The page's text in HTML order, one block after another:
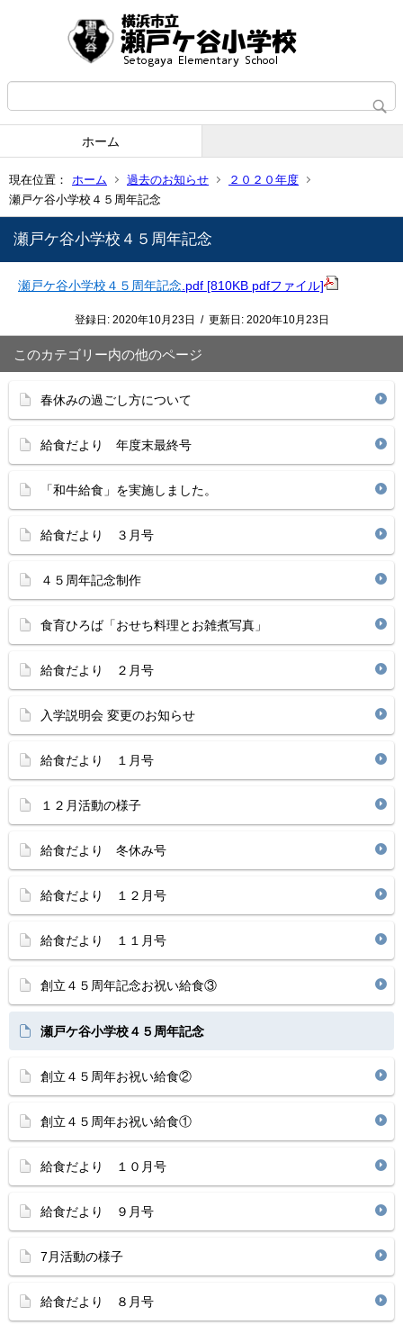
ホーム
現在位置： ホーム 過去のお知らせ
２０２０年度
瀬戸ケ谷小学校４５周年記念
瀬戸ケ谷小学校４５周年記念
瀬戸ケ谷小学校４５周年記念 .pdf [810KB pdfファイル]
登録日: 2020年10月23日 / 更新日: 2020年10月23日
このカテゴリー内の他のページ
春休みの過ごし方について
給食だより 年度末最終号
「和牛給食」を実施しました。
給食だより ３月号
４５周年記念制作
食育ひろば「おせち料理とお雑煮写真」
給食だより ２月号
入学説明会 変更のお知らせ
給食だより １月号
１２月活動の様子
給食だより 冬休み号
給食だより １２月号
給食だより １１月号
創立４５周年記念お祝い給食③
瀬戸ケ谷小学校４５周年記念
創立４５周年お祝い給食②
創立４５周年お祝い給食①
給食だより １０月号
給食だより ９月号
7月活動の様子
給食だより ８月号